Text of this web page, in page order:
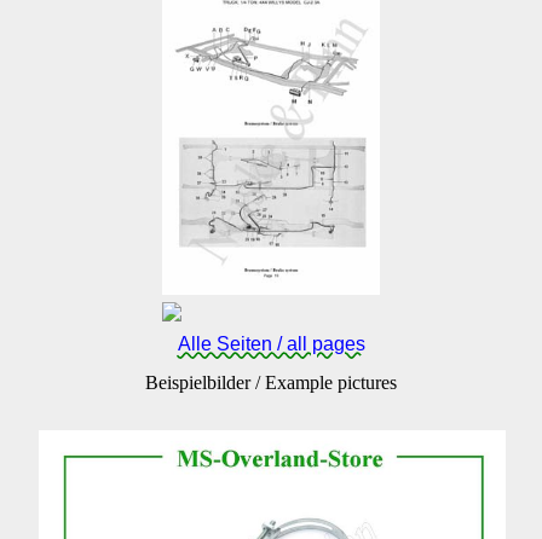
Alle Seiten / all pages
Beispielbilder / Example pictures